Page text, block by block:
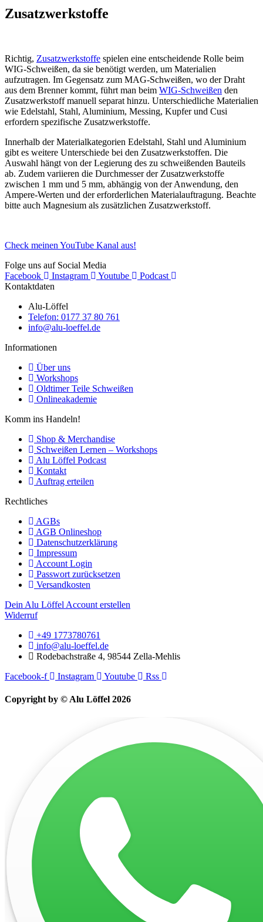
Zusatzwerkstoffe
Richtig, Zusatzwerkstoffe spielen eine entscheidende Rolle beim
WIG-Schweißen, da sie benötigt werden, um Materialien
aufzutragen. Im Gegensatz zum MAG-Schweißen, wo der Draht
aus dem Brenner kommt, führt man beim WIG-Schweißen den
Zusatzwerkstoff manuell separat hinzu. Unterschiedliche Materialien
wie Edelstahl, Stahl, Aluminium, Messing, Kupfer und Cusi
erfordern spezifische Zusatzwerkstoffe.
Innerhalb der Materialkategorien Edelstahl, Stahl und Aluminium
gibt es weitere Unterschiede bei den Zusatzwerkstoffen. Die
Auswahl hängt von der Legierung des zu schweißenden Bauteils
ab. Zudem variieren die Durchmesser der Zusatzwerkstoffe
zwischen 1 mm und 5 mm, abhängig von der Anwendung, den
Ampere-Werten und der erforderlichen Materialauftragung. Beachte
bitte auch Magnesium als zusätzlichen Zusatzwerkstoff.
Check meinen YouTube Kanal aus!
Folge uns auf Social Media
Facebook
Instagram Youtube
Podcast
Kontaktdaten
Alu-Löffel
Telefon: 0177 37 80 761
info@alu-loeffel.de
Informationen
Über uns
Workshops
Oldtimer Teile Schweißen
Onlineakademie
Komm ins Handeln!
Shop & Merchandise
Schweißen Lernen – Workshops
Alu Löffel Podcast
Kontakt
Auftrag erteilen
Rechtliches
AGBs
AGB Onlineshop
Datenschutzerklärung
Impressum
Account Login
Passwort zurücksetzen
Versandkosten
Dein Alu Löffel Account erstellen
Widerruf
+49 1773780761
info@alu-loeffel.de
Rodebachstraße 4, 98544 Zella-Mehlis
Facebook-f
Instagram Youtube Rss
Copyright by © Alu Löffel 2026